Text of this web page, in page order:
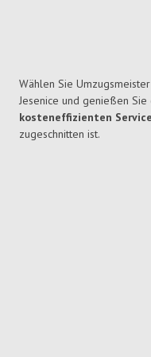
Wählen Sie
Jesenice und genießen Sie
kosteneffizienten Service
zugeschnitten ist.